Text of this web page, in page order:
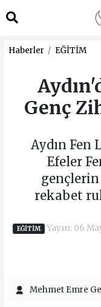
Haberler EĞİTİM
Genç
Aydın Fen
Efeler
rekabet
EĞİTİM Yayın: 06
Mehmet Emre